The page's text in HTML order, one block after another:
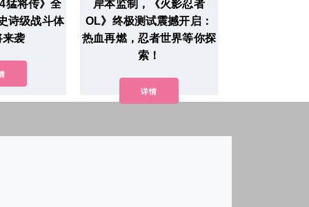
猛将传》全
诗级战斗体
来袭
岸本监制，《火影忍者
OL》终极测试震撼开启：
热血再燃，忍者世界等你探
索！
详情